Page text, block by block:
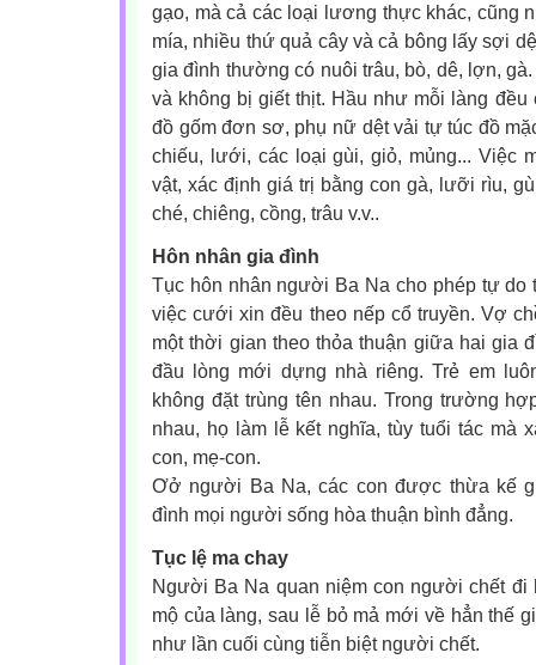
gạo, mà cả các loại lương thực khác, cũng
mía, nhiều thứ quả cây và cả bông lấy sợi
gia đình thường có nuôi trâu, bò, dê, lợn,
và không bị giết thịt. Hầu như mỗi làng
đồ gốm đơn sơ, phụ nữ dệt vải tự túc đồ
chiếu, lưới, các loại gùi, giỏ, mủng... Việc
vật, xác định giá trị bằng con gà, lưỡi rìu,
ché, chiêng, cồng, trâu v.v..
Hôn nhân gia đình
Tục hôn nhân người Ba Na cho phép tự
việc cưới xin đều theo nếp cổ truyền. Vợ
một thời gian theo thỏa thuận giữa hai gia
đầu lòng mới dựng nhà riêng. Trẻ em
không đặt trùng tên nhau. Trong trường
nhau, họ làm lễ kết nghĩa, tùy tuổi tác mà
con, mẹ-con.
Ơở người Ba Na, các con được thừa kế
đình mọi người sống hòa thuận bình đẳng.
Tục lệ ma chay
Người Ba Na quan niệm con người chết đi
mộ của làng, sau lễ bỏ mả mới về hẳn thế
như lần cuối cùng tiễn biệt người chết.